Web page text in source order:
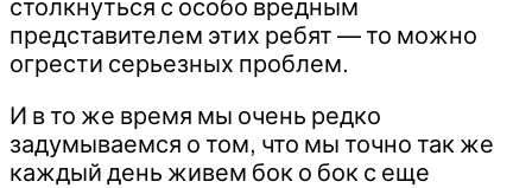
столкнуться с особо вредным
представителем этих ребят — то можно
огрести серьезных проблем.
И в то же время мы очень редко
задумываемся о том, что мы точно так же
каждый день живем бок о бок с еще